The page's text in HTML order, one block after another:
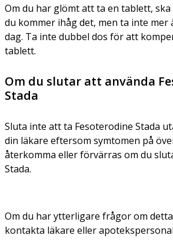
Om du har glömt att ta en tablett,
du kommer ihåg det, men ta inte
dag. Ta inte dubbel dos för att
tablett.
Om du slutar att använda
Stada
Sluta inte att ta Fesoterodine Stada
din läkare eftersom symtomen på
återkomma eller förvärras om du
Stada.
Om du har ytterligare frågor om
kontakta läkare eller